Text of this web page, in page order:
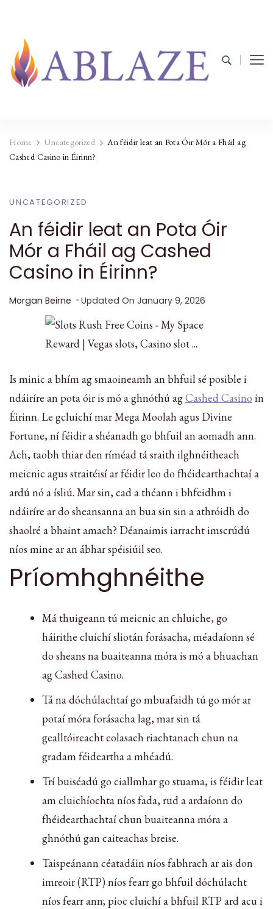
Home Uncategorized
An féidir leat an Pota Óir Mór a Fháil ag
Cashed Casino in Éirinn?
UNCATEGORIZED
An féidir leat an Pota Óir
Mór a Fháil ag Cashed
Casino in Éirinn?
Morgan Beirne Updated On January 9, 2026
Is minic a bhím ag smaoineamh an bhfuil sé posible i
ndáiríre an pota óir is mó a ghnóthú agCashed Casino in
Éirinn. Le gcluichí mar Mega Moolah agus Divine
Fortune, ní féidir a shéanadh go bhfuil an aomadh ann.
Ach, taobh thiar den ríméad tá sraith ilghnéitheach
meicnic agus straitéisí ar féidir leo do fhéidearthachtaí a
ardú nó a ísliú. Mar sin, cad a théann i bhfeidhm i
ndáiríre ar do sheansanna an bua sin sin a athróidh do
shaolré a bhaint amach? Déanaimis iarracht imscrúdú
níos mine ar an ábhar spéisiúil seo.
Príomhghnéithe
Má thuigeann tú meicnic an chluiche, go
háirithe cluichí sliotán forásacha, méadaíonn sé
do sheans na buaiteanna móra is mó a bhuachan
ag Cashed Casino.
Tá na dóchúlachtaí go mbuafaidh tú go mór ar
potaí móra forásacha lag, mar sin tá
gealltóireacht eolasach riachtanach chun na
gradam féideartha a mhéadú.
Trí buiséadú go ciallmhar go stuama, is féidir leat
am cluichíochta níos fada, rud a ardaíonn do
fhéidearthachtaí chun buaiteanna móra a
ghnóthú gan caiteachas breise.
Taispeánann céatadáin níos fabhrach ar ais don
imreoir (RTP) níos fearr go bhfuil dóchúlacht
níos fearr ann; pioc cluichí a bhfuil RTP ard acu i